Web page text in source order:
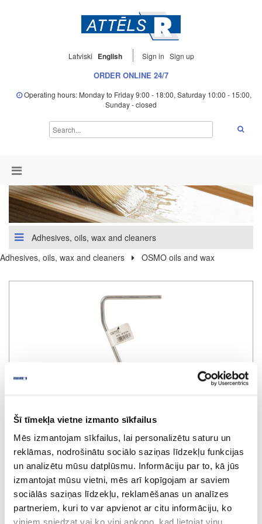
Šī tīmekļa vietne izmanto sīkfailus
Mēs izmantojam sīkfailus, lai personalizētu saturu un
reklāmas, nodrošinātu sociālo saziņas līdzekļu funkcijas
un analizētu mūsu datplūsmu. Informāciju par to, kā jūs
izmantojat mūsu vietni, mēs arī kopīgojam ar saviem
sociālās saziņas līdzekļu, reklamēšanas un analīzes
partneriem, kuri to var apvienot ar citu informāciju, ko
Latviski English Sign in Sign up
ORDER ONLINE 24/7
Operating hours: Monday to Friday 9:00 - 18:00, Saturday 10:00 - 15:00,
Sunday - closed
Adhesives, oils, wax and cleaners
Adhesives, oils, wax and cleaners
OSMO oils and wax
OSMO roller stem, 250 mm